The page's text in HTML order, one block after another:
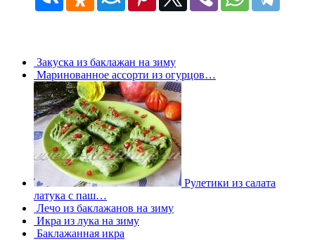
Закуска из баклажан на зиму
Маринованное ассорти из огурцов…
Рулетики из салата
латука с паш…
Лечо из баклажанов на зиму
Икра из лука на зиму
Баклажанная икра